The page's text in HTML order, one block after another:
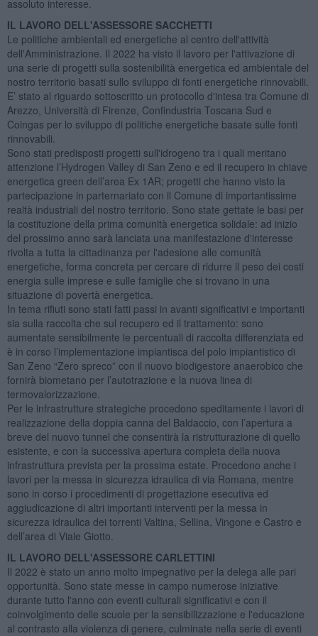
assoluto interesse.
IL LAVORO DELL'ASSESSORE SACCHETTI
Le politiche ambientali ed energetiche al centro dell'attività
dell'Amministrazione. Il 2022 ha visto il lavoro per l'attivazione di
una serie di progetti sulla sostenibilità energetica ed ambientale del
nostro territorio basati sullo sviluppo di fonti energetiche rinnovabili.
E’ stato al riguardo sottoscritto un protocollo d'intesa tra Comune di
Arezzo, Università di Firenze, Confindustria Toscana Sud e
Coingas per lo sviluppo di politiche energetiche basate sulle fonti
rinnovabili.
Sono stati predisposti progetti sull'idrogeno tra i quali meritano
attenzione l’Hydrogen Valley di San Zeno e ed il recupero in chiave
energetica green dell’area Ex 1AR; progetti che hanno visto la
partecipazione in parternariato con il Comune di importantissime
realtà industriali del nostro territorio. Sono state gettate le basi per
la costituzione della prima comunità energetica solidale: ad inizio
del prossimo anno sarà lanciata una manifestazione d'interesse
rivolta a tutta la cittadinanza per l'adesione alle comunità
energetiche, forma concreta per cercare di ridurre il peso dei costi
energia sulle imprese e sulle famiglie che si trovano in una
situazione di povertà energetica.
In tema rifiuti sono stati fatti passi in avanti significativi e importanti
sia sulla raccolta che sul recupero ed il trattamento: sono
aumentate sensibilmente le percentuali di raccolta differenziata ed
è in corso l’implementazione impiantisca del polo impiantistico di
San Zeno “Zero spreco” con il nuovo biodigestore anaerobico che
fornirà biometano per l’autotrazione e la nuova linea di
termovalorizzazione.
Per le infrastrutture strategiche procedono speditamente i lavori di
realizzazione della doppia canna del Baldaccio, con l’apertura a
breve del nuovo tunnel che consentirà la ristrutturazione di quello
esistente, e con la successiva apertura completa della nuova
infrastruttura prevista per la prossima estate. Procedono anche i
lavori per la messa in sicurezza idraulica di via Romana, mentre
sono in corso i procedimenti di progettazione esecutiva ed
aggiudicazione di altri importanti interventi per la messa in
sicurezza idraulica dei torrenti Valtina, Sellina, Vingone e Castro e
dell’area di Viale Giotto.
IL LAVORO DELL'ASSESSORE CARLETTINI
Il 2022 è stato un anno molto impegnativo per la delega alle pari
opportunità. Sono state messe in campo numerose iniziative
durante tutto l'anno con eventi culturali significativi e con il
coinvolgimento delle scuole per la sensibilizzazione e l'educazione
al contrasto alla violenza di genere, culminate nella serie di eventi